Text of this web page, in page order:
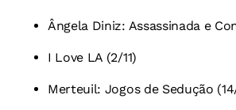
Ângela Diniz: Assassinada e
I Love LA (2/11)
Merteuil: Jogos de Sedução